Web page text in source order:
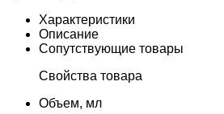
Характеристики
Описание
Сопутствующие товары
Свойства товара
Объем, мл